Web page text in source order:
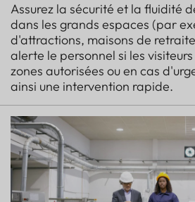
Assurez la sécurité et la fluidité
dans les grands espaces (par
d'attractions, maisons de
alerte le personnel si les
zones autorisées ou en cas
ainsi une intervention rapide.